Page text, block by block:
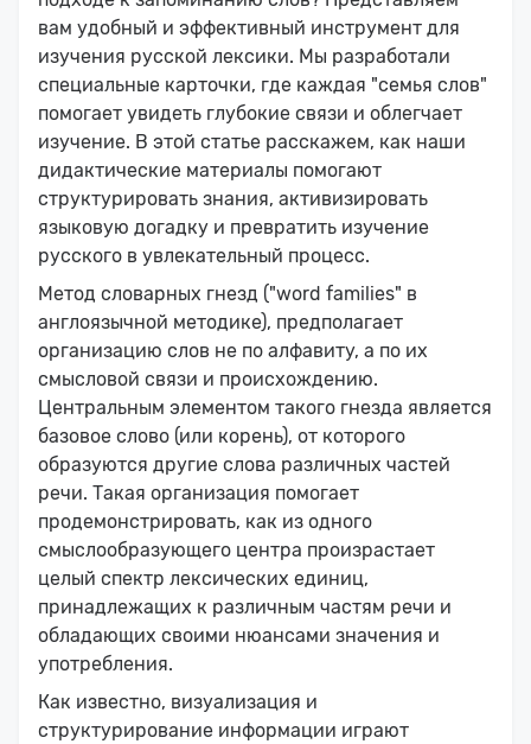
вам удобный и эффективный инструмент для
изучения русской лексики. Мы разработали
специальные карточки, где каждая "семья слов"
помогает увидеть глубокие связи и облегчает
изучение. В этой статье расскажем, как наши
дидактические материалы помогают
структурировать знания, активизировать
языковую догадку и превратить изучение
русского в увлекательный процесс.
Метод словарных гнезд ("word families" в
англоязычной методике), предполагает
организацию слов не по алфавиту, а по их
смысловой связи и происхождению.
Центральным элементом такого гнезда является
базовое слово (или корень), от которого
образуются другие слова различных частей
речи. Такая организация помогает
продемонстрировать, как из одного
смыслообразующего центра произрастает
целый спектр лексических единиц,
принадлежащих к различным частям речи и
обладающих своими нюансами значения и
употребления.
Как известно, визуализация и
структурирование информации играют